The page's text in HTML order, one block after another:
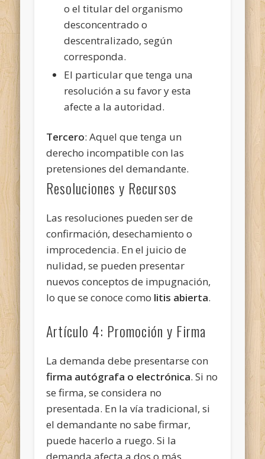
o el titular del organismo
desconcentrado o
descentralizado, según
corresponda.
El particular que tenga una
resolución a su favor y esta
afecte a la autoridad.
Tercero: Aquel que tenga un
derecho incompatible con las
pretensiones del demandante.
Resoluciones y Recursos
Las resoluciones pueden ser de
confirmación, desechamiento o
improcedencia. En el juicio de
nulidad, se pueden presentar
nuevos conceptos de impugnación,
lo que se conoce como litis abierta.
Artículo 4: Promoción y Firma
La demanda debe presentarse con
firma autógrafa o electrónica. Si no
se firma, se considera no
presentada. En la vía tradicional, si
el demandante no sabe firmar,
puede hacerlo a ruego. Si la
demanda afecta a dos o más